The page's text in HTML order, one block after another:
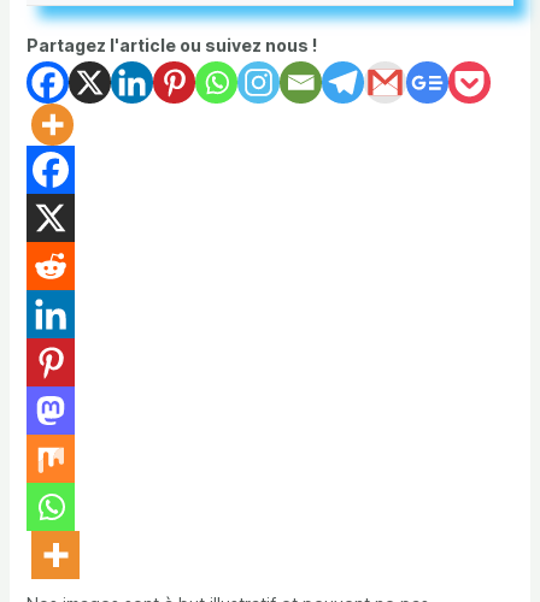
Partagez l'article ou suivez nous !